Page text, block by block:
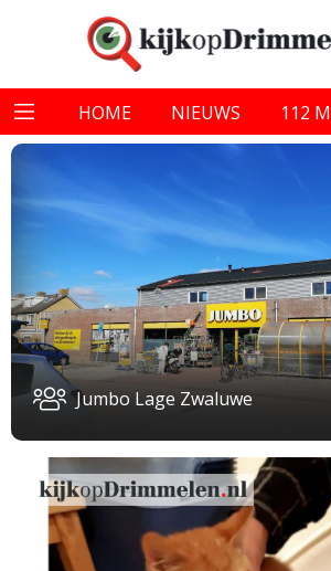
HOME NIEUWS 112
Jumbo Lage Zwaluwe